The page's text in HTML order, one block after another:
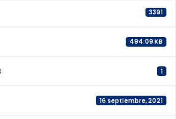
3391
494.09 KB
1
16 septiembre, 2021